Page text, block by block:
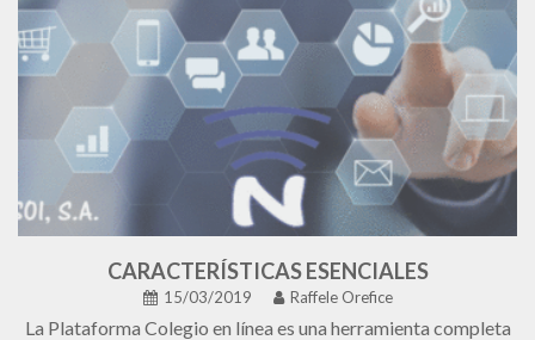
CARACTERÍSTICAS ESENCIALES
15/03/2019 Raffele Orefice
La Plataforma Colegio en línea es una herramienta completa